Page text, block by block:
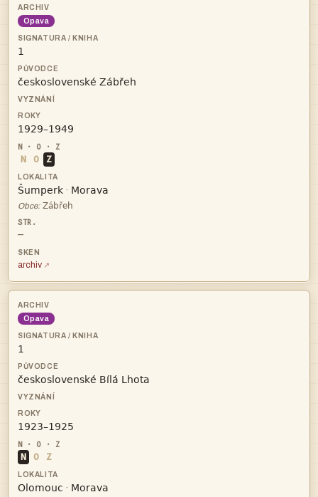
Opava



N O Z
 · 
Obce: 
—
archiv
Opava



N O Z
 · 